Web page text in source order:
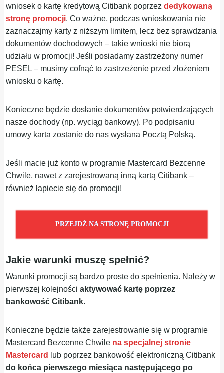
wniosek o kartę kredytową Citibank poprzezdedykowaną
stronę promocji. Co ważne, podczas wnioskowania nie
zaznaczajmy karty z niższym limitem, lecz bez sprawdzania
dokumentów dochodowych – takie wnioski nie biorą
udziału w promocji! Jeśli posiadamy zastrzeżony numer
PESEL – musimy cofnąć to zastrzeżenie przed złożeniem
wniosku o kartę.
Konieczne będzie dosłanie dokumentów potwierdzających
nasze dochody (np. wyciąg bankowy). Po podpisaniu
umowy karta zostanie do nas wysłana Pocztą Polską.
Jeśli macie już konto w programie Mastercard Bezcenne
Chwile, nawet z zarejestrowaną inną kartą Citibank –
również łapiecie się do promocji!
PRZEJDŹ NA STRONĘ PROMOCJI
Jakie warunki muszę spełnić?
Warunki promocji są bardzo proste do spełnienia. Należy w
pierwszej kolejnościaktywować kartę poprzez
bankowość Citibank.
Konieczne będzie także zarejestrowanie się w programie
Mastercard Bezcenne Chwile na specjalnej stronie
Mastercard
lub poprzez bankowość elektroniczną Citibank
do końca pierwszego miesiąca następującego po